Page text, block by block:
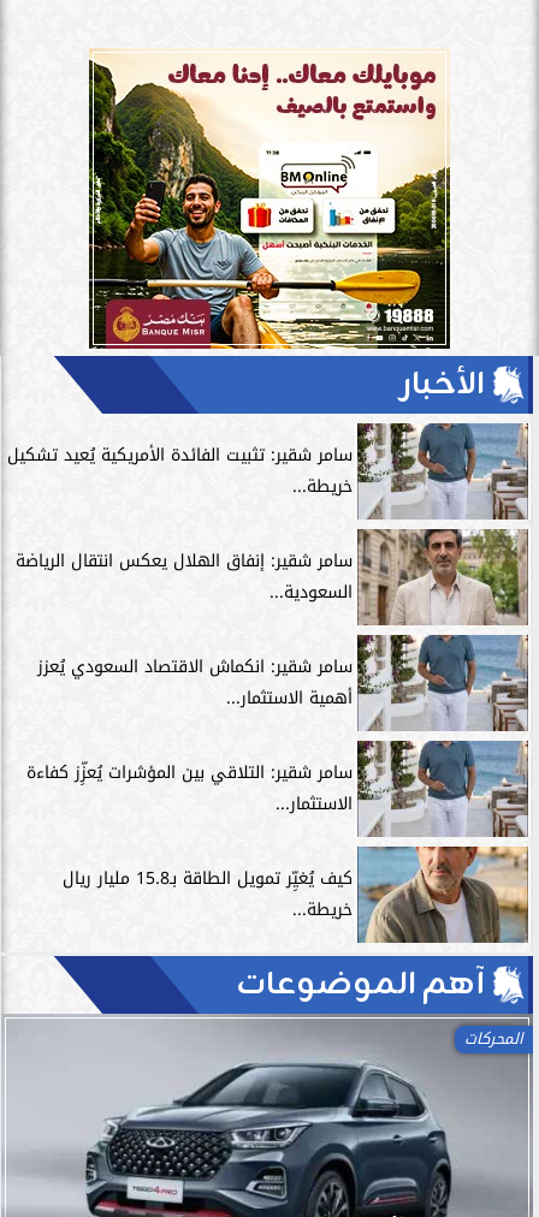
الأخبار
سامر شقير: تثبيت الفائدة الأمريكية يُعيد تشكيل
خريطة...
سامر شقير: إنفاق الهلال يعكس انتقال الرياضة
السعودية...
سامر شقير: انكماش الاقتصاد السعودي يُعزز
أهمية الاستثمار...
سامر شقير: التلاقي بين المؤشرات يُعزِّز كفاءة
الاستثمار...
كيف يُغيِّر تمويل الطاقة بـ15.8 مليار ريال
خريطة...
آهم الموضوعات
المحركات